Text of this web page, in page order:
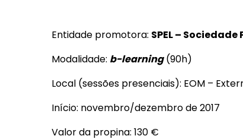
Entidade promotora: SPEL –
Modalidade: b-learning(90h)
Local (sessões presenciais): EOM –
Início: novembro/dezembro de 2017
Valor da propina: 130 €